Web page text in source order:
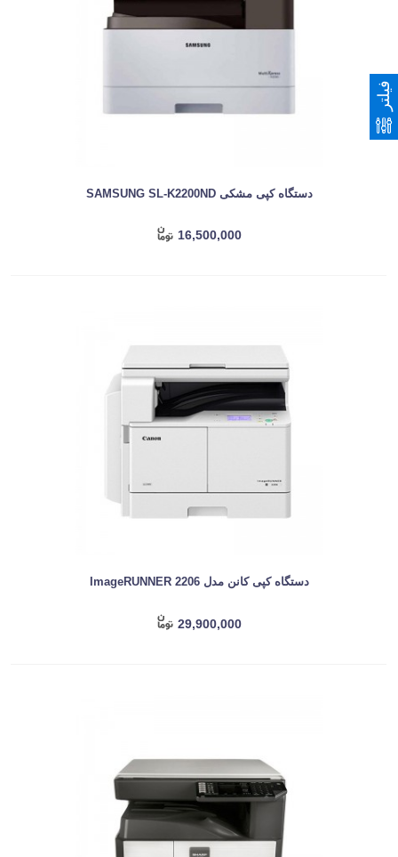
دستگاه کپی مشکی SAMSUNG SL-K2200ND
16,500,000
دستگاه کپی کانن مدل ImageRUNNER 2206
29,900,000
فیلتر